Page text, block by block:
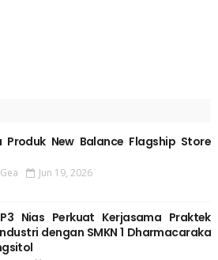
Produk New Balance Flagship Store
Jun 19, 2026
Nias Perkuat Kerjasama Praktek
dengan SMKN 1 Dharmacaraka